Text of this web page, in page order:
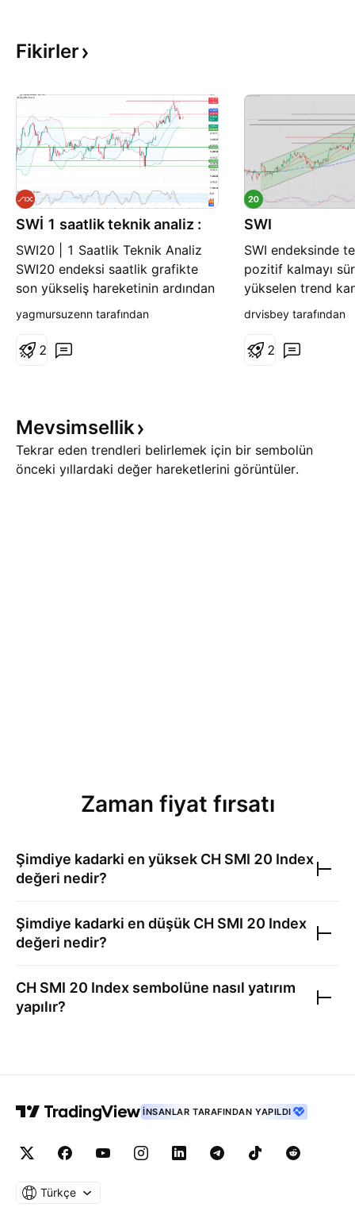
Fikirler
SWİ 1 saatlik teknik analiz :
SWI20 | 1 Saatlik Teknik Analiz
SWI20 endeksi saatlik grafikte
son yükseliş hareketinin ardından
14.615 bölgesinden gelen
Fiyat şu anda 14.478
ediyor. Teknik görünümde kısa
yagmursuzenn tarafından
2
SWI
SWI endeksinde
pozitif kalmayı
yükselen trend
hareket ederken,
alıcıların kontrolü
drvisbey tarafından
2
Mevsimsellik
Tekrar eden trendleri belirlemek için bir sembolün
önceki yıllardaki değer hareketlerini görüntüler.
Zaman fiyat fırsatı
Şimdiye kadarki en yüksek CH SMI 20 Index
değeri nedir?
Şimdiye kadarki en düşük CH SMI 20 Index
değeri nedir?
CH SMI 20 Index sembolüne nasıl yatırım
yapılır?
İNSANLAR TARAFINDAN YAPILDI
Türkçe